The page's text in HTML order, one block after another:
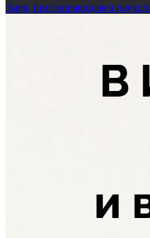
Змея, притворяющаяся пауком